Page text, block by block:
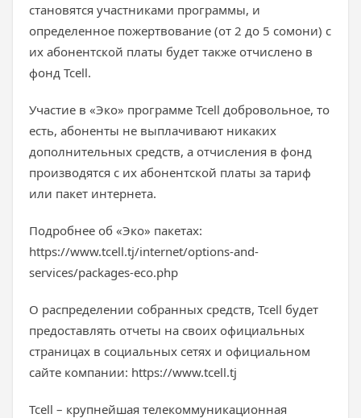
становятся участниками программы, и
определенное пожертвование (от 2 до 5 сомони) с
их абонентской платы будет также отчислено в
фонд Tcell.
Участие в «Эко» программе Tcell добровольное, то
есть, абоненты не выплачивают никаких
дополнительных средств, а отчисления в фонд
производятся с их абонентской платы за тариф
или пакет интернета.
Подробнее об «Эко» пакетах:
https://www.tcell.tj/internet/options-and-
services/packages-eco.php
О распределении собранных средств, Tcell будет
предоставлять отчеты на своих официальных
страницах в социальных сетях и официальном
сайте компании: https://www.tcell.tj
Tcell – крупнейшая телекоммуникационная